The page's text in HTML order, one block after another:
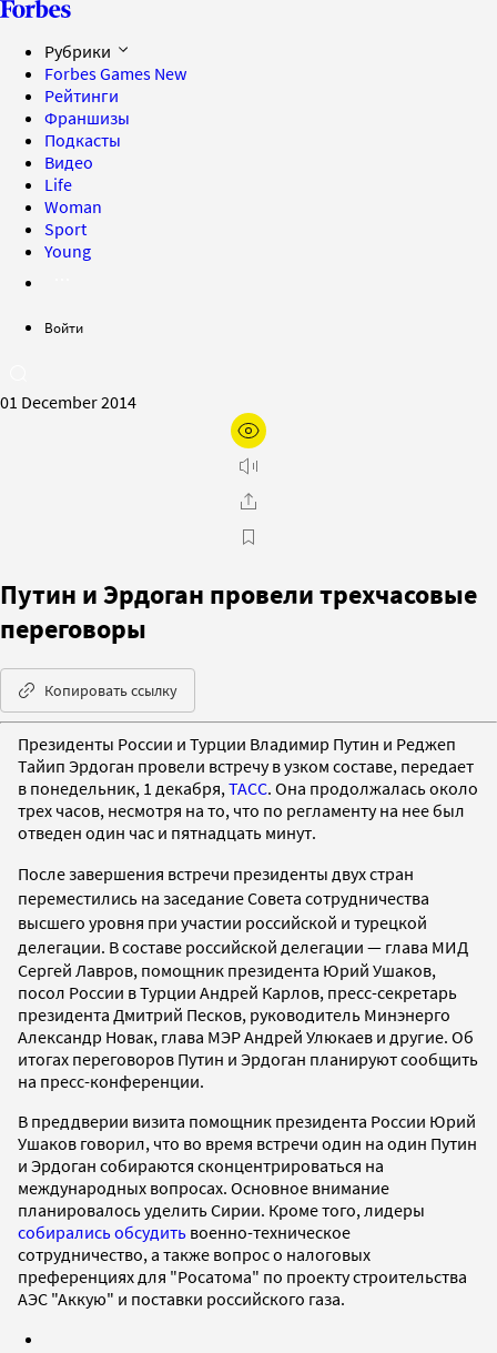
Рубрики
Forbes Games New
Рейтинги
Франшизы
Подкасты
Видео
Life
Woman
Sport
Young
Войти
01 December 2014
Путин и Эрдоган провели трехчасовые
переговоры
Копировать ссылку
Президенты России и Турции Владимир Путин и Реджеп
Тайип Эрдоган провели встречу в узком составе, передает
в понедельник, 1 декабря, ТАСС. Она продолжалась около
трех часов, несмотря на то, что по регламенту на нее был
отведен один час и пятнадцать минут.
После завершения встречи президенты двух стран
переместились на заседание Совета сотрудничества
высшего уровня при участии российской и турецкой
делегации. В составе российской делегации — глава МИД
Сергей Лавров, помощник президента Юрий Ушаков,
посол России в Турции Андрей Карлов, пресс-секретарь
президента Дмитрий Песков, руководитель Минэнерго
Александр Новак, глава МЭР Андрей Улюкаев и другие. Об
итогах переговоров Путин и Эрдоган планируют сообщить
на пресс-конференции.
В преддверии визита помощник президента России Юрий
Ушаков говорил, что во время встречи один на один Путин
и Эрдоган собираются сконцентрироваться на
международных вопросах. Основное внимание
планировалось уделить Сирии. Кроме того, лидеры
собирались обсудить военно-техническое
сотрудничество, а также вопрос о налоговых
преференциях для "Росатома" по проекту строительства
АЭС "Аккую" и поставки российского газа.